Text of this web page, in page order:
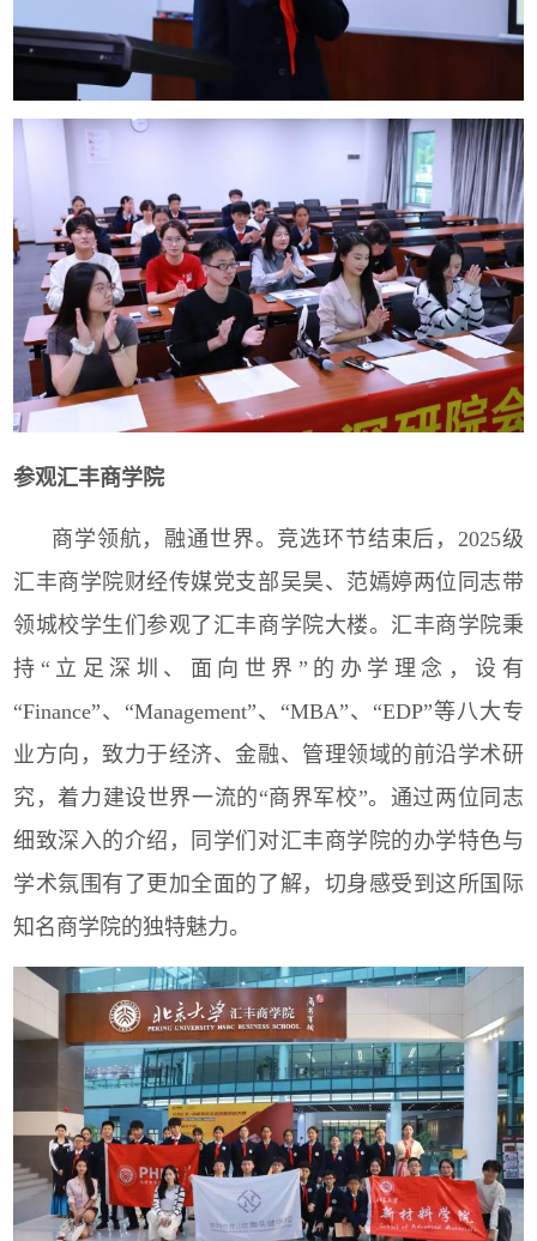
参观汇丰商学院
商学领航，融通世界。竞选环节结束后， 2025级
汇丰商学院财经传媒党支部吴昊、范嫣婷两位同志带
领城校学生们参观了汇丰商学院大楼。汇丰商学院秉
持“立足深圳、面向世界”的办学理念，设有
“Finance”、“Management”、“MBA”、“EDP”等八大专
业方向，致力于经济、金融、管理领域的前沿学术研
究，着力建设世界一流的“商界军校”。通过两位同志
细致深入的介绍，同学们对汇丰商学院的办学特色与
学术氛围有了更加全面的了解，切身感受到这所国际
知名商学院的独特魅力。